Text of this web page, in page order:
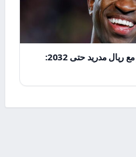
تجديد عقد فينيسيوس جونيور مع ريال مدريد حتى 2032: